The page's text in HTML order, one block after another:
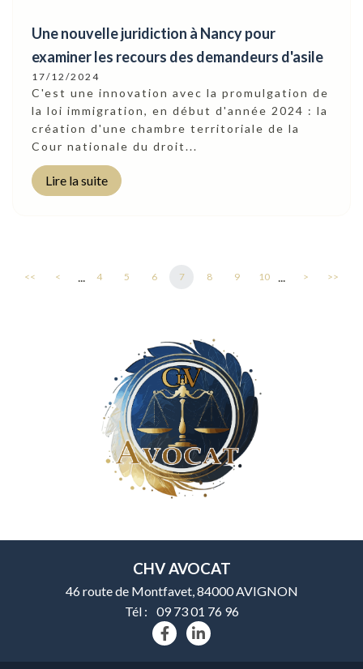
Une nouvelle juridiction à Nancy pour
examiner les recours des demandeurs d'asile
17/12/2024
C'est une innovation avec la promulgation de
la loi immigration, en début d'année 2024 : la
création d'une chambre territoriale de la
Cour nationale du droit...
Lire la suite
<< < ... 4 5 6 7 8 9 10 ... > >>
CHV AVOCAT
46 route de Montfavet, 84000 AVIGNON
Tél :
09 73 01 76 96